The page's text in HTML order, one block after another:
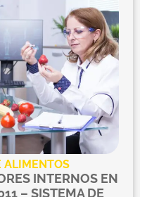
ALIMENTOS
INTERNOS EN
– SISTEMA DE